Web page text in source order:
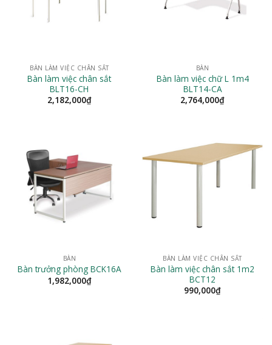
BÀN LÀM VIỆC CHÂN SẮT
Bàn làm việc chân sắt
BLT16-CH
2,182,000₫
BÀN
Bàn làm việc chữ L 1m4
BLT14-CA
2,764,000₫
BÀN
Bàn trưởng phòng BCK16A
1,982,000₫
BÀN LÀM VIỆC CHÂN SẮT
Bàn làm việc chân sắt 1m2
BCT12
990,000₫